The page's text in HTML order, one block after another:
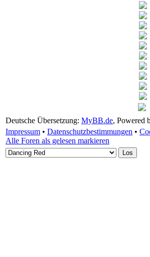
Deutsche Übersetzung: MyBB.de, Powered
Impressum • Datenschutzbestimmungen •
Alle Foren als gelesen markieren